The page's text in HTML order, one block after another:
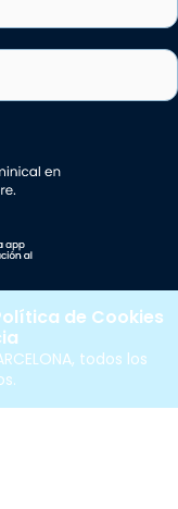
todos los
de Cookies